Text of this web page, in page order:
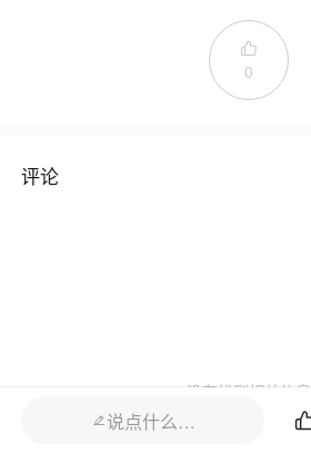

0
评论
没有找到相关信息
说点什么…